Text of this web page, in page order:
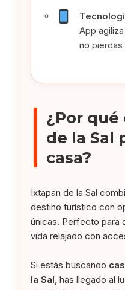
App
no
¿Por
de la Sal
casa?
Ixtapan de la Sal
destino turístico con
únicas. Perfecto para
vida relajado con
Si estás buscando
la Sal , has llegado al